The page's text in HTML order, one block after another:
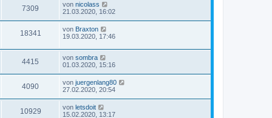
7309 von nicolass
21.03.2020, 16:02
18341 von Braxton
19.03.2020, 17:46
4415 von sombra
01.03.2020, 15:16
4090 von juergenlang80
27.02.2020, 20:54
10929 von letsdoit
15.02.2020, 13:17